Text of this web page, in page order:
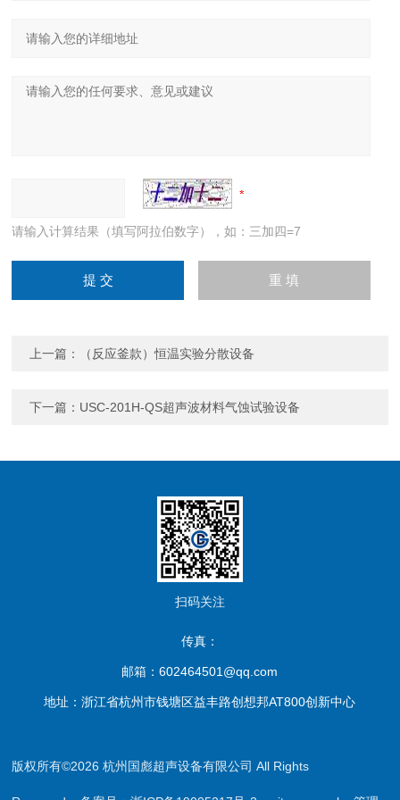
请输入计算结果（填写阿拉伯数字），如：三加四=7
上一篇： （反应釜款）恒温实验分散设备
下一篇： USC-201H-QS超声波材料气蚀试验设备
扫码关注
传真：
邮箱：602464501@qq.com
地址：浙江省杭州市钱塘区益丰路创想邦AT800创新中心
版权所有©2026 杭州国彪超声设备有限公司 All Rights